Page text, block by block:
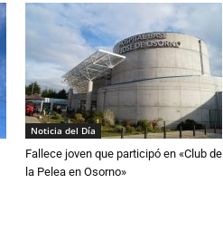
Noticia del Día
Fallece joven que participó en «Club de
la Pelea en Osorno»